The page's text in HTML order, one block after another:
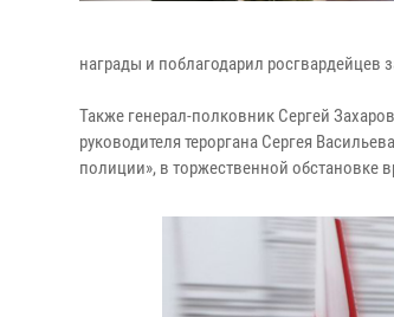
награды и поблагодарил
Также генерал-полковник Сергей
руководителя тероргана Сергея
полиции», в торжественной обстановке